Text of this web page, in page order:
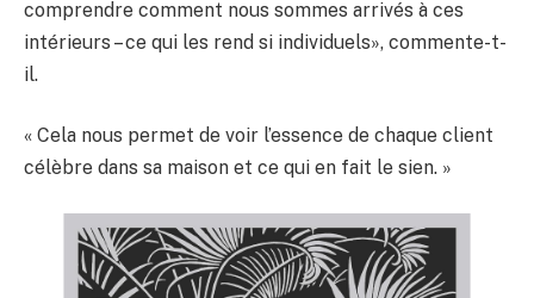
comprendre comment nous sommes arrivés à ces
intérieurs – ce qui les rend si individuels», commente-t-
il.
« Cela nous permet de voir l’essence de chaque client
célèbre dans sa maison et ce qui en fait le sien. »